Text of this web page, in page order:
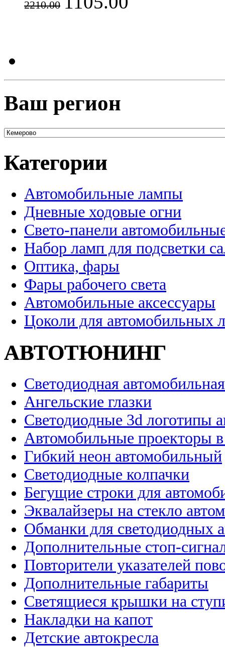
2210.00
Ваш регион
Категории
Автомобильные лампы
Дневные ходовые огни
Свето-панели
Набор ламп для подсветки
Оптика, фары
Фары рабочего света
Автомобильные аксессуары
Цоколи для автомобильных
АВТОТЮНИНГ
Светодиодная
Ангельские глазки
Светодиодные 3d логотипы
Автомобильные проекторы
Гибкий неон автомобильный
Светодиодные колпачки
Бегущие строки для
Эквалайзеры на стекло
Обманки для светодиодных
Дополнительные стоп-
Повторители указателей
Дополнительные габариты
Светящиеся крышки на
Накладки на капот
Детские автокресла